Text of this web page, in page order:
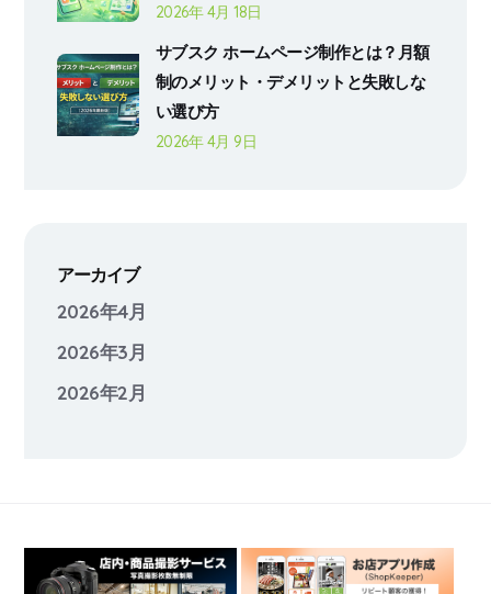
2026年 4月 18日
サブスク ホームページ制作とは？月額
制のメリット・デメリットと失敗しな
い選び方
2026年 4月 9日
アーカイブ
2026年4月
2026年3月
2026年2月